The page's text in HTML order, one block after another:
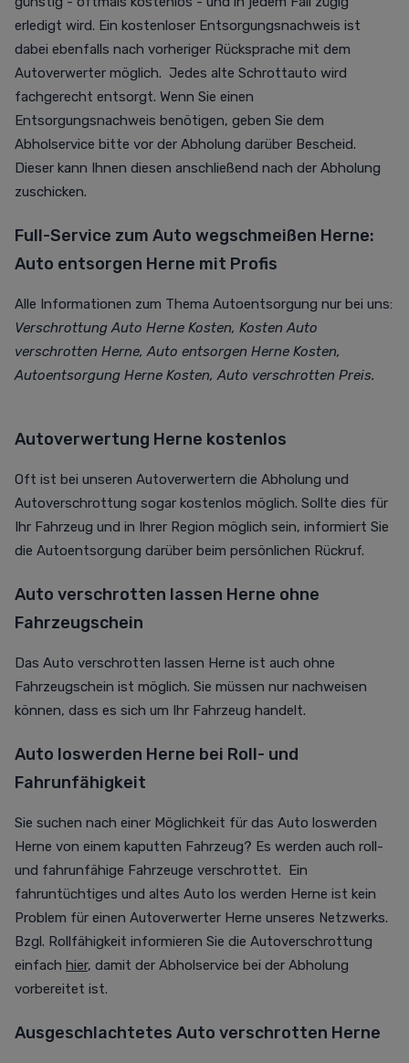
erledigt wird. Ein kostenloser Entsorgungsnachweis ist
dabei ebenfalls nach vorheriger Rücksprache mit dem
Autoverwerter möglich. Jedes alte Schrottauto wird
fachgerecht entsorgt. Wenn Sie einen
Entsorgungsnachweis benötigen, geben Sie dem
Abholservice bitte vor der Abholung darüber Bescheid.
Dieser kann Ihnen diesen anschließend nach der Abholung
zuschicken.
Full-Service zum Auto wegschmeißen Herne:
Auto entsorgen Herne mit Profis
Alle Informationen zum Thema Autoentsorgung nur bei uns:
Verschrottung Auto Herne Kosten, Kosten Auto
verschrotten Herne, Auto entsorgen Herne Kosten,
Autoentsorgung Herne Kosten, Auto verschrotten Preis.
Autoverwertung Herne kostenlos
Oft ist bei unseren Autoverwertern die Abholung und
Autoverschrottung sogar kostenlos möglich. Sollte dies für
Ihr Fahrzeug und in Ihrer Region möglich sein, informiert Sie
die Autoentsorgung darüber beim persönlichen Rückruf.
Auto verschrotten lassen Herne ohne
Fahrzeugschein
Das Auto verschrotten lassen Herne ist auch ohne
Fahrzeugschein ist möglich. Sie müssen nur nachweisen
können, dass es sich um Ihr Fahrzeug handelt.
Auto loswerden Herne bei Roll- und
Fahrunfähigkeit
Sie suchen nach einer Möglichkeit für das Auto loswerden
Herne von einem kaputten Fahrzeug? Es werden auch roll-
und fahrunfähige Fahrzeuge verschrottet. Ein
fahruntüchtiges und altes Auto los werden Herne ist kein
Problem für einen Autoverwerter Herne unseres Netzwerks.
Bzgl. Rollfähigkeit informieren Sie die Autoverschrottung
einfach hier, damit der Abholservice bei der Abholung
vorbereitet ist.
Ausgeschlachtetes Auto verschrotten Herne